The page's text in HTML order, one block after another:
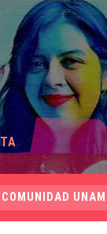
COMUNIDAD UNAM